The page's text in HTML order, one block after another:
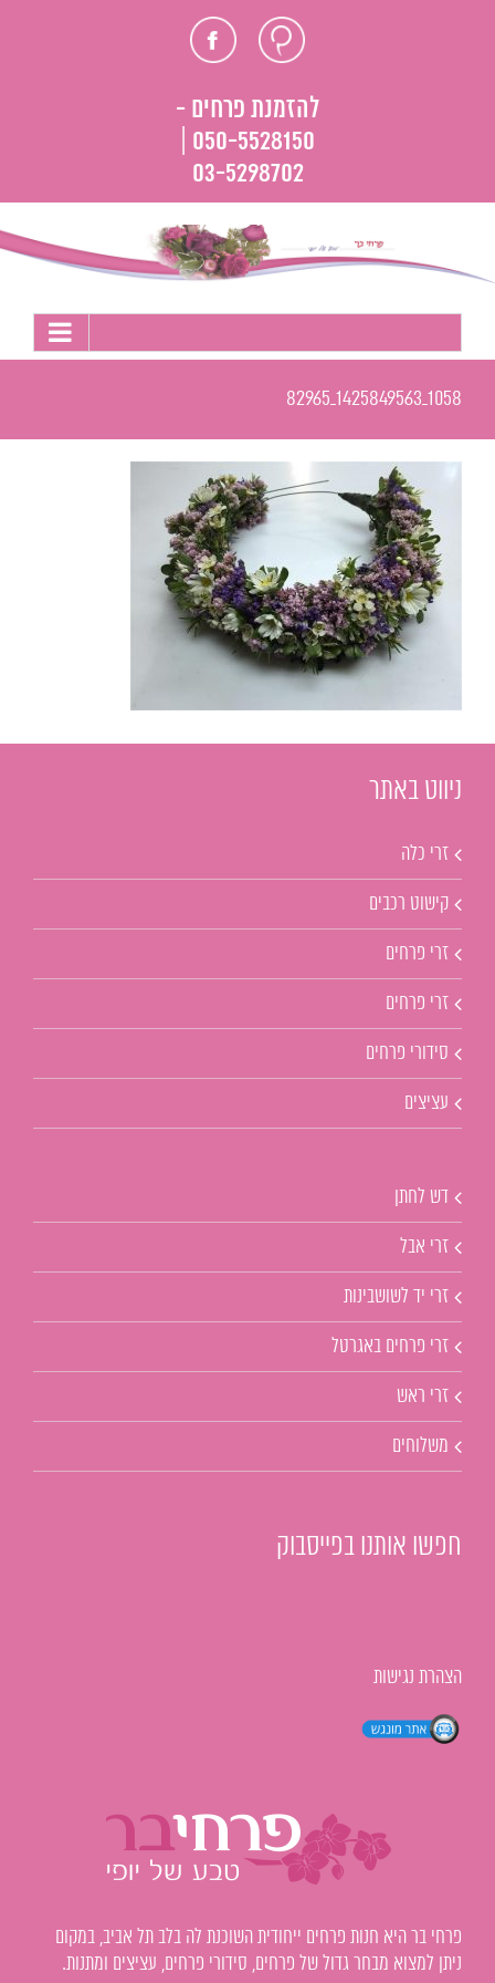
חוות פייסבוק
להזמנת פרחים -
050-5528150 |
03-5298702
1058_1425849563_82965
ניווט באתר
זרי כלה
קישוט רכבים
זרי פרחים
זרי פרחים
סידורי פרחים
עציצים
דש לחתן
זרי אבל
זרי יד לשושבינות
זרי פרחים באגרטל
זרי ראש
משלוחים
חפשו אותנו בפייסבוק
הצהרת נגישות
פרחי בר היא חנות פרחים ייחודית השוכנת לה בלב תל אביב, במקום
ניתן למצוא מבחר גדול של פרחים, סידורי פרחים, עציצים ומתנות.